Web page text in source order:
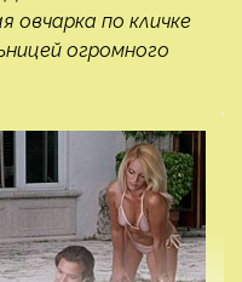
овчарка по кличке
огромного